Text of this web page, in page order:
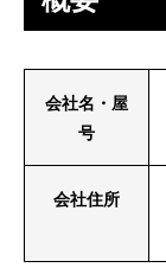
会社名・屋
号
会社住所